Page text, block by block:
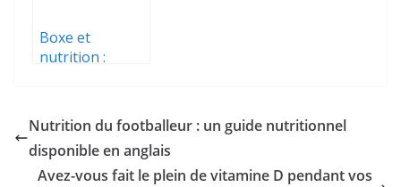
Boxe et
nutrition :
GISSINGER,
ancien boxeur
de haut-niveau
Nutrition du footballeur : un guide nutritionnel
disponible en anglais
Avez-vous fait le plein de vitamine D pendant vos